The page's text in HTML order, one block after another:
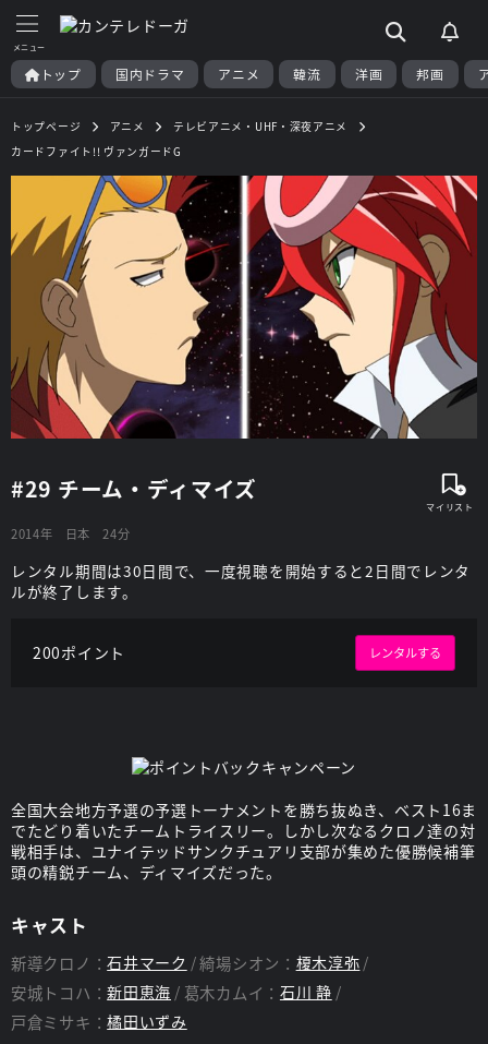
トップ 国内ドラマ アニメ 韓流 洋画 邦画
トップページ アニメ
テレビアニメ・UHF・深夜アニメ
カードファイト!! ヴァンガードG
#29 チーム・ディマイズ
2014年 日本 24分
レンタル期間は30日間で、一度視聴を開始すると2日間でレンタ
ルが終了します。
200ポイント レンタルする
全国大会地方予選の予選トーナメントを勝ち抜ぬき、ベスト16ま
でたどり着いたチームトライスリー。しかし次なるクロノ達の対
戦相手は、ユナイテッドサンクチュアリ支部が集めた優勝候補筆
頭の精鋭チーム、ディマイズだった。
キャスト
新導クロノ：石井マーク 綺場シオン： 榎木淳弥
安城トコハ：新田恵海 葛木カムイ： 石川 静
戸倉ミサキ：橘田いずみ